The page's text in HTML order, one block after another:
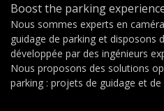
Boost the parking
Nous sommes experts en
guidage de parking et disposons
développée par des ingénieurs
Nous proposons des solutions
parking : projets de guidage et